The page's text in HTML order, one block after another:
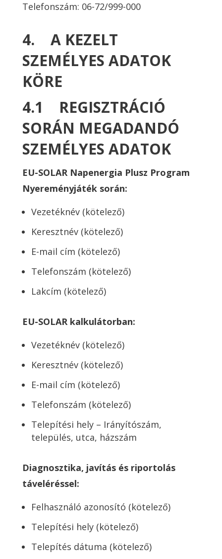
Telefonszám: 06-72/999-000
4. A KEZELT
SZEMÉLYES ADATOK
KÖRE
4.1 REGISZTRÁCIÓ
SORÁN MEGADANDÓ
SZEMÉLYES ADATOK
EU-SOLAR Napenergia Plusz Program
Nyereményjáték során:
Vezetéknév (kötelező)
Keresztnév (kötelező)
E-mail cím (kötelező)
Telefonszám (kötelező)
Lakcím (kötelező)
EU-SOLAR kalkulátorban:
Vezetéknév (kötelező)
Keresztnév (kötelező)
E-mail cím (kötelező)
Telefonszám (kötelező)
Telepítési hely – Irányítószám,
település, utca, házszám
Diagnosztika, javítás és riportolás
táveléréssel:
Felhasználó azonosító (kötelező)
Telepítési hely (kötelező)
Telepítés dátuma (kötelező)